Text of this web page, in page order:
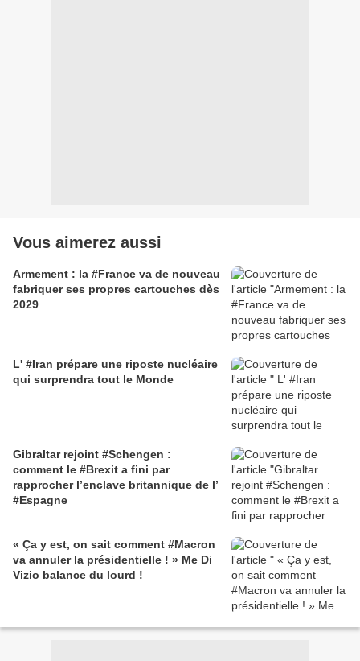
Vous aimerez aussi
Armement : la #France va de nouveau
fabriquer ses propres cartouches dès
2029
L' #Iran prépare une riposte nucléaire
qui surprendra tout le Monde
Gibraltar rejoint #Schengen :
comment le #Brexit a fini par
rapprocher l’enclave britannique de l’
#Espagne
« Ça y est, on sait comment #Macron
va annuler la présidentielle ! » Me Di
Vizio balance du lourd !